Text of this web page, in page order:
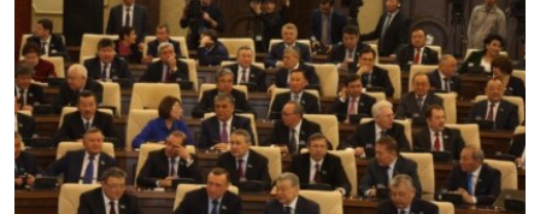
АРНАЙЫ ЖОБАЛАР
Русский
ЖАЗЫЛЫҢЫЗ